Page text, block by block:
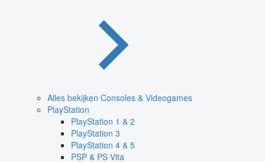
Alles bekijken Consoles & Videogames
PlayStation
PlayStation 1 & 2
PlayStation 3
PlayStation 4 & 5
PSP & PS Vita